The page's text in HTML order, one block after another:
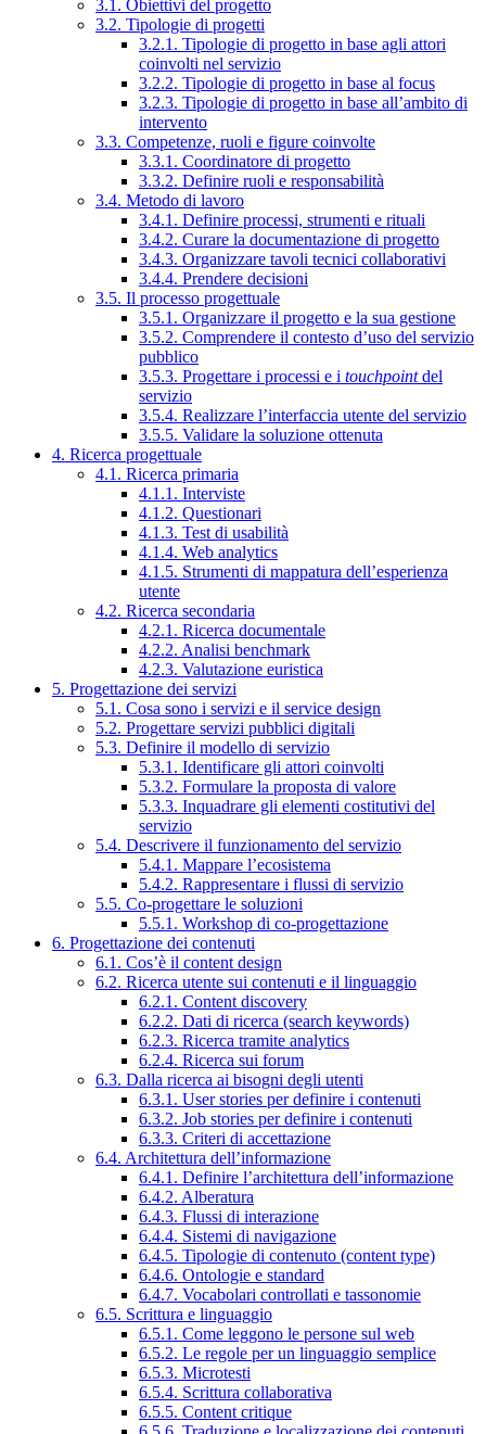
3.1. Obiettivi del progetto
3.2. Tipologie di progetti
3.2.1. Tipologie di progetto in base agli attori
coinvolti nel servizio
3.2.2. Tipologie di progetto in base al focus
3.2.3. Tipologie di progetto in base all’ambito di
intervento
3.3. Competenze, ruoli e figure coinvolte
3.3.1. Coordinatore di progetto
3.3.2. Definire ruoli e responsabilità
3.4. Metodo di lavoro
3.4.1. Definire processi, strumenti e rituali
3.4.2. Curare la documentazione di progetto
3.4.3. Organizzare tavoli tecnici collaborativi
3.4.4. Prendere decisioni
3.5. Il processo progettuale
3.5.1. Organizzare il progetto e la sua gestione
3.5.2. Comprendere il contesto d’uso del servizio
pubblico
3.5.3. Progettare i processi e i touchpointdel
servizio
3.5.4. Realizzare l’interfaccia utente del servizio
3.5.5. Validare la soluzione ottenuta
4. Ricerca progettuale
4.1. Ricerca primaria
4.1.1. Interviste
4.1.2. Questionari
4.1.3. Test di usabilità
4.1.4. Web analytics
4.1.5. Strumenti di mappatura dell’esperienza
utente
4.2. Ricerca secondaria
4.2.1. Ricerca documentale
4.2.2. Analisi benchmark
4.2.3. Valutazione euristica
5. Progettazione dei servizi
5.1. Cosa sono i servizi e il service design
5.2. Progettare servizi pubblici digitali
5.3. Definire il modello di servizio
5.3.1. Identificare gli attori coinvolti
5.3.2. Formulare la proposta di valore
5.3.3. Inquadrare gli elementi costitutivi del
servizio
5.4. Descrivere il funzionamento del servizio
5.4.1. Mappare l’ecosistema
5.4.2. Rappresentare i flussi di servizio
5.5. Co-progettare le soluzioni
5.5.1. Workshop di co-progettazione
6. Progettazione dei contenuti
6.1. Cos’è il content design
6.2. Ricerca utente sui contenuti e il linguaggio
6.2.1. Content discovery
6.2.2. Dati di ricerca (search keywords)
6.2.3. Ricerca tramite analytics
6.2.4. Ricerca sui forum
6.3. Dalla ricerca ai bisogni degli utenti
6.3.1. User stories per definire i contenuti
6.3.2. Job stories per definire i contenuti
6.3.3. Criteri di accettazione
6.4. Architettura dell’informazione
6.4.1. Definire l’architettura dell’informazione
6.4.2. Alberatura
6.4.3. Flussi di interazione
6.4.4. Sistemi di navigazione
6.4.5. Tipologie di contenuto (content type)
6.4.6. Ontologie e standard
6.4.7. Vocabolari controllati e tassonomie
6.5. Scrittura e linguaggio
6.5.1. Come leggono le persone sul web
6.5.2. Le regole per un linguaggio semplice
6.5.3. Microtesti
6.5.4. Scrittura collaborativa
6.5.5. Content critique